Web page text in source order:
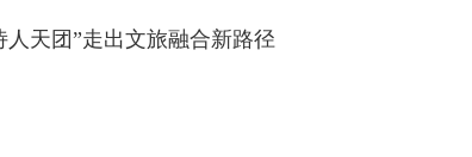
人天团”走出文旅融合新路径